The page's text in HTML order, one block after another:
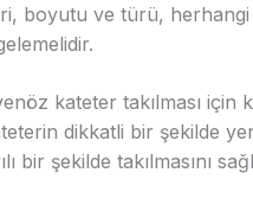
boyutu ve türü,
kateter takılması için
dikkatli bir şekilde
bir şekilde takılmasını